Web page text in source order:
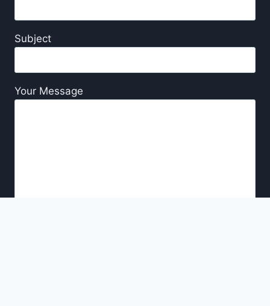
Subject
Your Message